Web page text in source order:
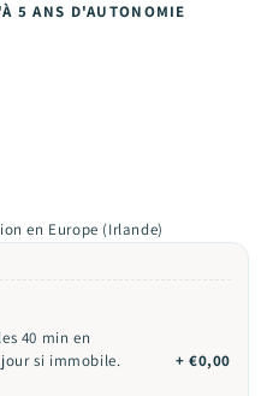
5 ANS D'AUTONOMIE
en Europe (Irlande)
40 min en
si immobile.
+ €0,00